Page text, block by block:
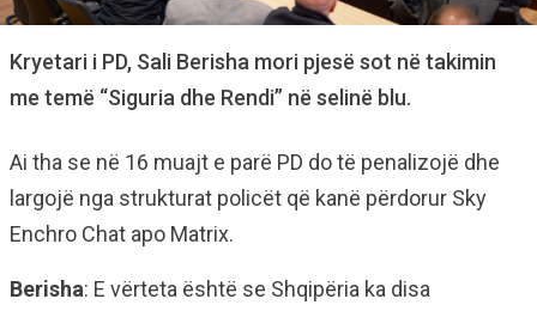
Kryetari i PD, Sali Berisha mori pjesë sot në takimin
me temë “Siguria dhe Rendi” në selinë blu.
Ai tha se në 16 muajt e parë PD do të penalizojë dhe
largojë nga strukturat policët që kanë përdorur Sky
Enchro Chat apo Matrix.
Berisha: E vërteta është se Shqipëria ka disa